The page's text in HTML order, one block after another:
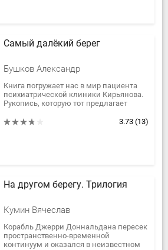
Самый далёкий берег
Бушков Александр
Книга погружает нас в мир пациента
психиатрической клиники Кирьянова.
Рукопись, которую тот предлагает
роман. Он уверяет, что это...
3.73 (13)
На другом берегу. Трилогия
Кумин Вячеслав
Корабль Джерри Доннальдана пересек
пространственно-временной
континуум и оказался в неизвестном